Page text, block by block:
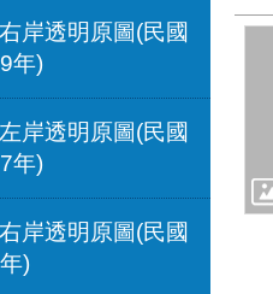
岸透明原圖(民國
年)
岸透明原圖(民國
年)
岸透明原圖(民國
)